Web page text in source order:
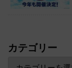
カテゴリー